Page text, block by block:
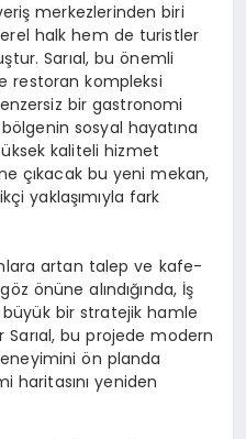
merkezlerinden biri
halk hem de turistler
Sarıal, bu önemli
restoran kompleksi
bir gastronomi
sosyal hayatına
kaliteli hizmet
çıkacak bu yeni mekan,
yaklaşımıyla fark
artan talep ve kafe-
önüne alındığında, İş
büyük bir stratejik hamle
Sarıal, bu projede modern
ön planda
haritasını yeniden